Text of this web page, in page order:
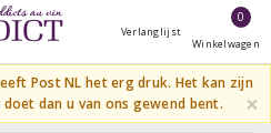
Verlanglijst
0
Winkelwagen
Post NL het erg druk. Het kan zijn
dan u van ons gewend bent.
×